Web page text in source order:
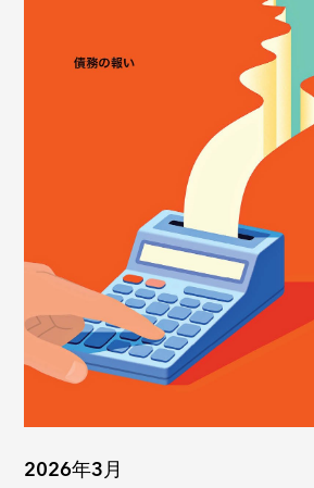
2026年3月